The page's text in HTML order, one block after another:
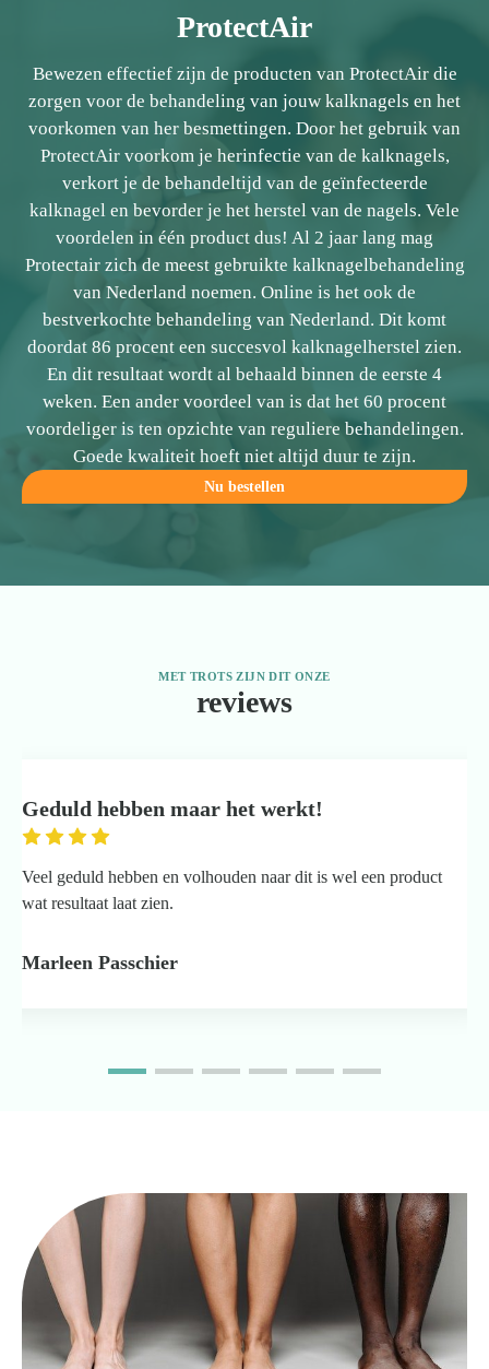
ProtectAir
Bewezen effectief zijn de producten van ProtectAir die
zorgen voor de behandeling van jouw kalknagels en het
voorkomen van her besmettingen. Door het gebruik van
ProtectAir voorkom je herinfectie van de kalknagels,
verkort je de behandeltijd van de geïnfecteerde
kalknagel en bevorder je het herstel van de nagels. Vele
voordelen in één product dus! Al 2 jaar lang mag
Protectair zich de meest gebruikte kalknagelbehandeling
van Nederland noemen. Online is het ook de
bestverkochte behandeling van Nederland. Dit komt
doordat 86 procent een succesvol kalknagelherstel zien.
En dit resultaat wordt al behaald binnen de eerste 4
weken. Een ander voordeel van is dat het 60 procent
voordeliger is ten opzichte van reguliere behandelingen.
Goede kwaliteit hoeft niet altijd duur te zijn.
Nu bestellen
MET TROTS ZIJN DIT ONZE
reviews
Geduld hebben maar het werkt!
Veel geduld hebben en volhouden naar dit is wel een product
wat resultaat laat zien.
Marleen Passchier